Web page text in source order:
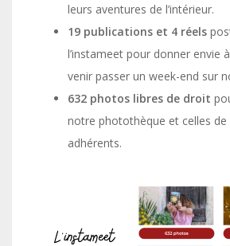
leurs aventures de l’intérieur.
19 publications et 4 réels
l’instameet pour donner envie
venir passer un week-end sur
632 photos libres de droit
notre photothèque et celles
adhérents.